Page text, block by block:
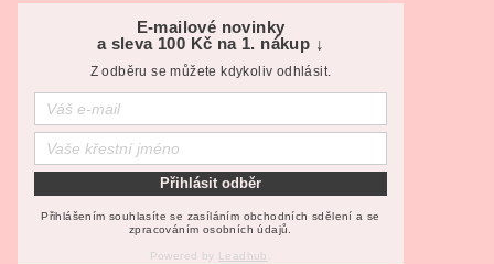
E-mailové novinky
a sleva 100 Kč na 1. nákup ↓
Z odběru se můžete kdykoliv odhlásit.
Přihlásit odběr
Přihlášením souhlasíte se zasíláním obchodních sdělení a se
zpracováním osobních údajů.
Powered by Leadhub .